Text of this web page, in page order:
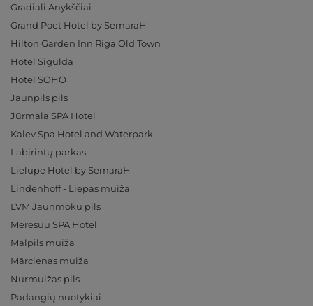
Gradiali Anykščiai
Grand Poet Hotel by SemaraH
Hilton Garden Inn Riga Old Town
Hotel Sigulda
Hotel SOHO
Jaunpils pils
Jūrmala SPA Hotel
Kalev Spa Hotel and Waterpark
Labirintų parkas
Lielupe Hotel by SemaraH
Lindenhoff - Liepas muiža
LVM Jaunmoku pils
Meresuu SPA Hotel
Mālpils muiža
Mārcienas muiža
Nurmuižas pils
Padangių nuotykiai